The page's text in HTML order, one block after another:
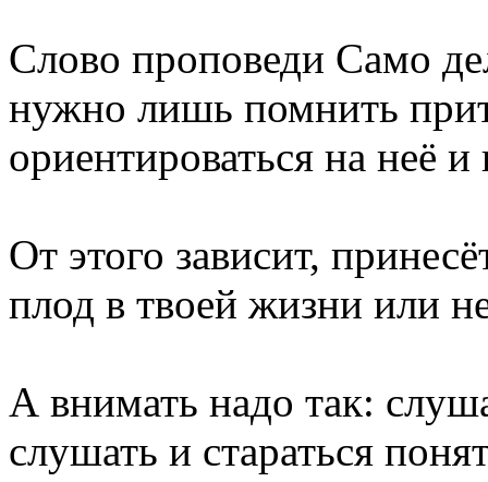
Слово проповеди Само
нужно лишь помнить
ориентироваться на неё
От этого зависит,
плод в твоей жизни или
А внимать надо так:
слушать и стараться